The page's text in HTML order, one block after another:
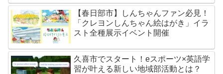
【春日部市】しんちゃんファン必見！
「クレヨンしんちゃん絵はがき」イラ
スト全種展示イベント開催
久喜市でスタート！eスポーツ×英語学
習が叶える新しい地域部活動とは？